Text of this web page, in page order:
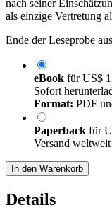
nach seiner
als einzige Vertretung
Ende der Leseprobe
eBook fürUS$
Sofort
Format: PDF
Paperback für
Versand weltweit
In den Warenkorb
Details